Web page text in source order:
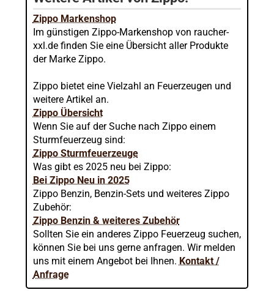
Zippo Markenshop
Im günstigen Zippo-Markenshop von raucher-
xxl.de finden Sie eine Übersicht aller Produkte
der Marke Zippo.
Zippo bietet eine Vielzahl an Feuerzeugen und
weitere Artikel an.
Zippo Übersicht
Wenn Sie auf der Suche nach Zippo einem
Sturmfeuerzeug sind:
Zippo Sturmfeuerzeuge
Was gibt es 2025 neu bei Zippo:
Bei Zippo Neu in 2025
Zippo Benzin, Benzin-Sets und weiteres Zippo
Zubehör:
Zippo Benzin & weiteres Zubehör
Sollten Sie ein anderes Zippo Feuerzeug suchen,
können Sie bei uns gerne anfragen. Wir melden
uns mit einem Angebot bei Ihnen. Kontakt /
Anfrage